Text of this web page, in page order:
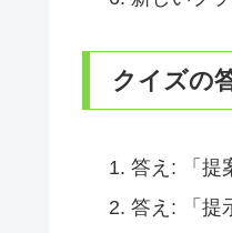
クイズの
答え: 「提
答え: 「提